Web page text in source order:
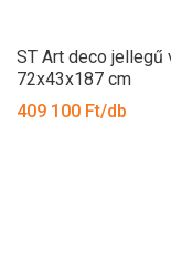
ST Art deco
72x43x187 cm
409 100 Ft/db